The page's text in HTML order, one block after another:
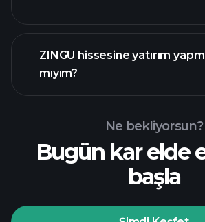
mali raporlar
ZINGU hissesine yatırım
mıyım?
Ne bekliyorsun?
Bugün kar elde
başla